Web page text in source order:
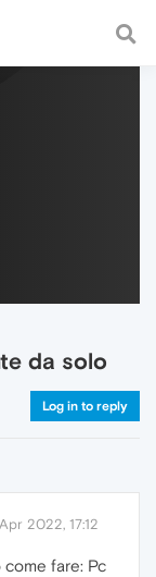
and
da solo
Log in to reply
2022, 17:12
fare: Pc